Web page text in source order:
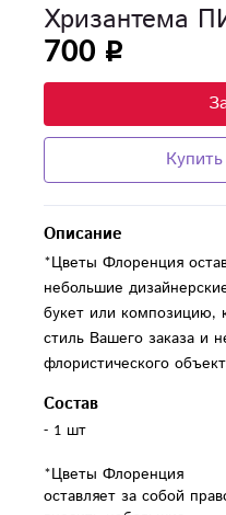
Хризантема
700
Описание
*Цветы Флоренция
небольшие
букет или композицию,
стиль Вашего заказа и
флористического
Состав
- 1 шт
*Цветы Флоренция
оставляет за собой